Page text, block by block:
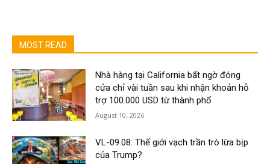
MOST READ
Nhà hàng tại California bất ngờ đóng
cửa chỉ vài tuần sau khi nhận khoản hỗ
trợ 100.000 USD từ thành phố
August 10, 2026
VL-09.08: Thế giới vạch trần trò lừa bịp
của Trump?